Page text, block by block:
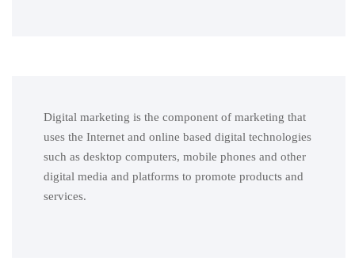
Digital marketing is the component of marketing that
uses the Internet and online based digital technologies
such as desktop computers, mobile phones and other
digital media and platforms to promote products and
services.